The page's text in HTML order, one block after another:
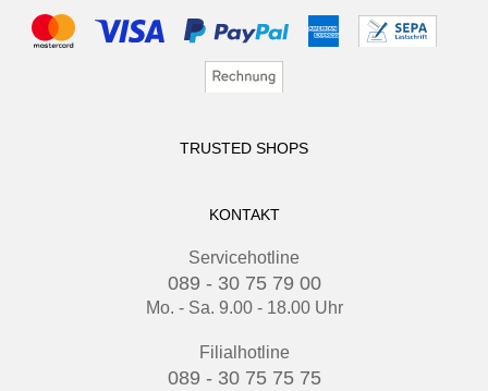
TRUSTED SHOPS
KONTAKT
Servicehotline
089 - 30 75 79 00
Mo. - Sa. 9.00 - 18.00 Uhr
Filialhotline
089 - 30 75 75 75